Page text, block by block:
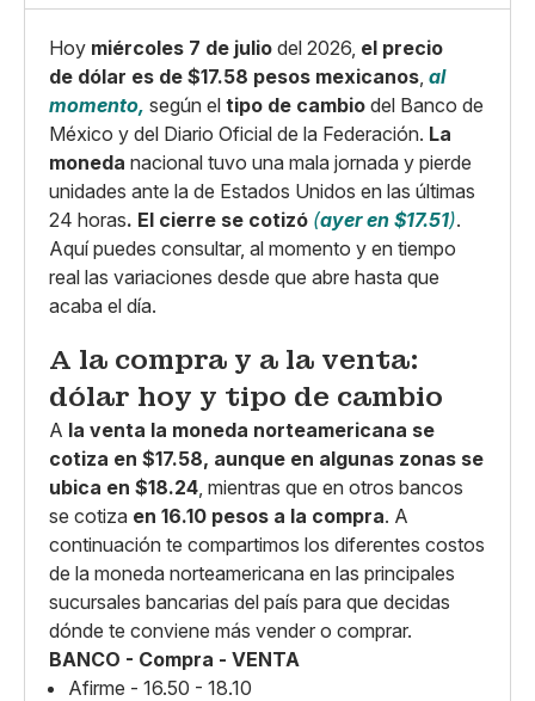
Hoy miércoles 7 de julio del 2026, el precio
de dólar es de $17.58 pesos mexicanos, al
momento, según el tipo de cambio del Banco de
México y del Diario Oficial de la Federación. La
moneda nacional tuvo una mala jornada y pierde
unidades ante la de Estados Unidos en las últimas
24 horas. El cierre se cotizó (ayer en $17.51).
Aquí puedes consultar, al momento y en tiempo
real las variaciones desde que abre hasta que
acaba el día.
A la compra y a la venta:
dólar hoy y tipo de cambio
A la venta la moneda norteamericana se
cotiza en $17.58, aunque en algunas zonas se
ubica en $18.24 , mientras que en otros bancos
se cotiza en 16.10 pesos a la compra. A
continuación te compartimos los diferentes costos
de la moneda norteamericana en las principales
sucursales bancarias del país para que decidas
dónde te conviene más vender o comprar.
BANCO - Compra - VENTA
Afirme - 16.50 - 18.10